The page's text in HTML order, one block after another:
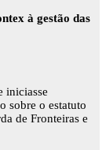
à gestão das
iniciasse
sobre o estatuto
de Fronteiras e